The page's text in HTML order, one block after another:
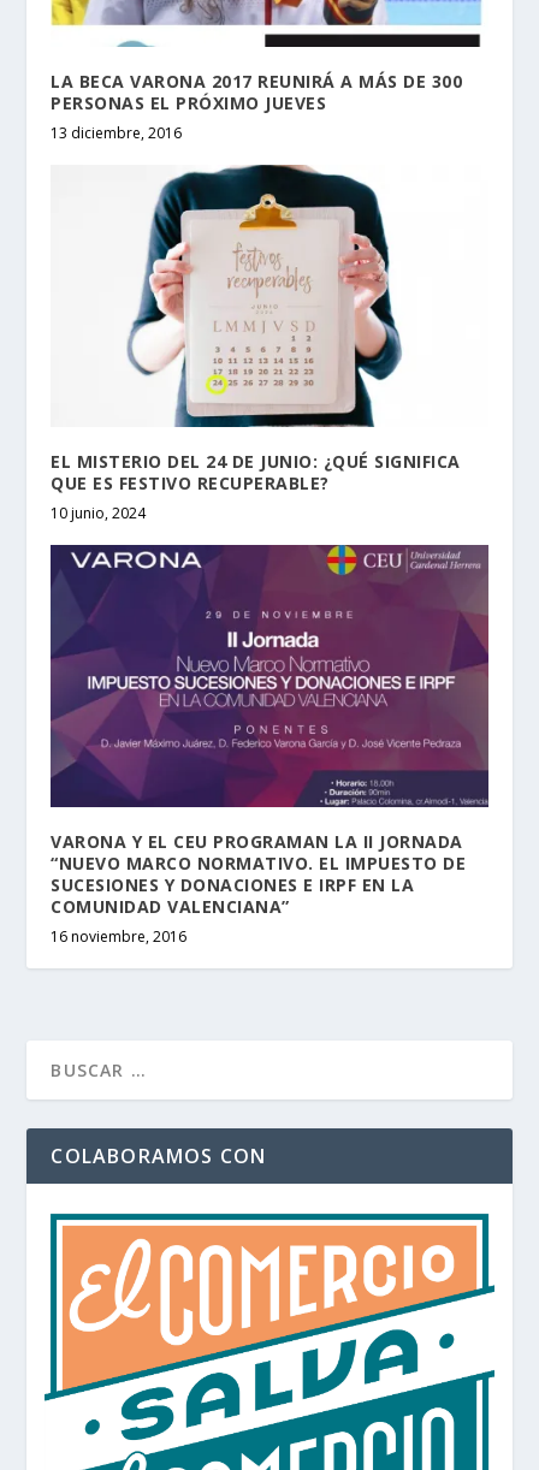
LA BECA VARONA 2017 REUNIRÁ A MÁS DE 300
PERSONAS EL PRÓXIMO JUEVES
13 diciembre, 2016
EL MISTERIO DEL 24 DE JUNIO: ¿QUÉ SIGNIFICA
QUE ES FESTIVO RECUPERABLE?
10 junio, 2024
VARONA Y EL CEU PROGRAMAN LA II JORNADA
“NUEVO MARCO NORMATIVO. EL IMPUESTO DE
SUCESIONES Y DONACIONES E IRPF EN LA
COMUNIDAD VALENCIANA”
16 noviembre, 2016
COLABORAMOS CON